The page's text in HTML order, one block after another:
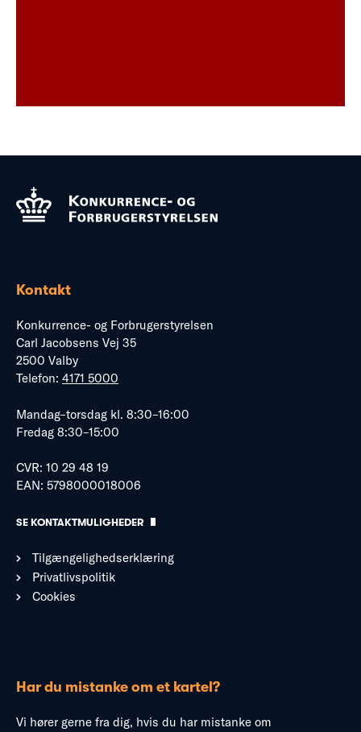
Kontakt
Konkurrence- og Forbrugerstyrelsen
Carl Jacobsens Vej 35
2500 Valby
Telefon: 4171 5000
Mandag–torsdag kl. 8:30–16:00
Fredag 8:30–15:00
CVR: 10 29 48 19
EAN: 5798000018006
SE KONTAKTMULIGHEDER
Tilgængelighedserklæring
Privatlivspolitik
Cookies
Har du mistanke om et kartel?
Vi hører gerne fra dig, hvis du har mistanke om